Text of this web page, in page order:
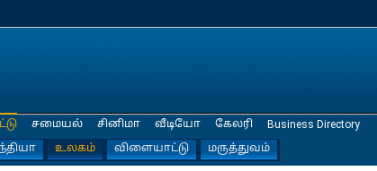
உலகம் விளையாட்டு மருத்துவம்
சமையல் சினிமா வீடியோ கேலரி Business Directory